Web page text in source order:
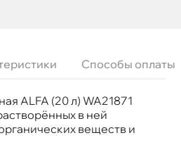
Способы оплаты
ALFA (20 л) WA21871
в ней
веществ и